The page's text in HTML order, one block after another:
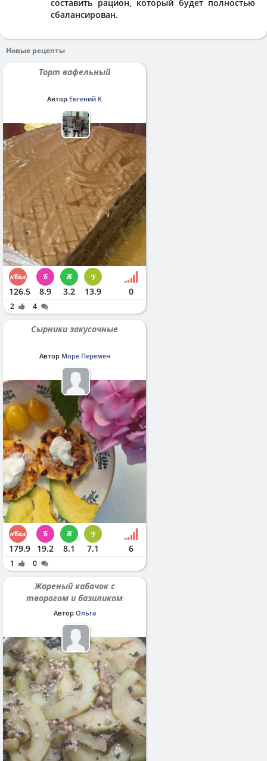
составить рацион, который будет полностью
сбалансирован.
Новые рецепты
Торт вафельный
Автор Евгений К
126.5 8.9 3.2 13.9 0
2 4
Сырники закусочные
Автор Море Перемен
179.9 19.2 8.1 7.1 6
1 0
Жареный кабачок с
творогом и базиликом
Автор Ольга